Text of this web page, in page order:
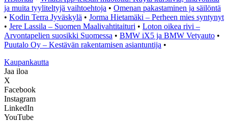
ja muita tyyliteltyjä vaihtoehtoja • Omenan pakastaminen ja säilöntä
• Kodin Terra Jyväskylä • Jorma Hietamäki – Perheen mies syntynyt
• Jere Lassila – Suomen Maalivahtitaituri • Loton oikea rivi –
Arvontapelien suosikki Suomessa • BMW iX5 ja BMW Vetyauto •
Puutalo Oy – Kestävän rakentamisen asiantuntija •
Kaupankautta
Jaa iloa
X
Facebook
Instagram
LinkedIn
YouTube